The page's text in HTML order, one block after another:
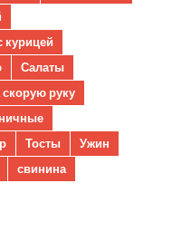
курицей
Салаты
руку
Тосты
Ужин
свинина